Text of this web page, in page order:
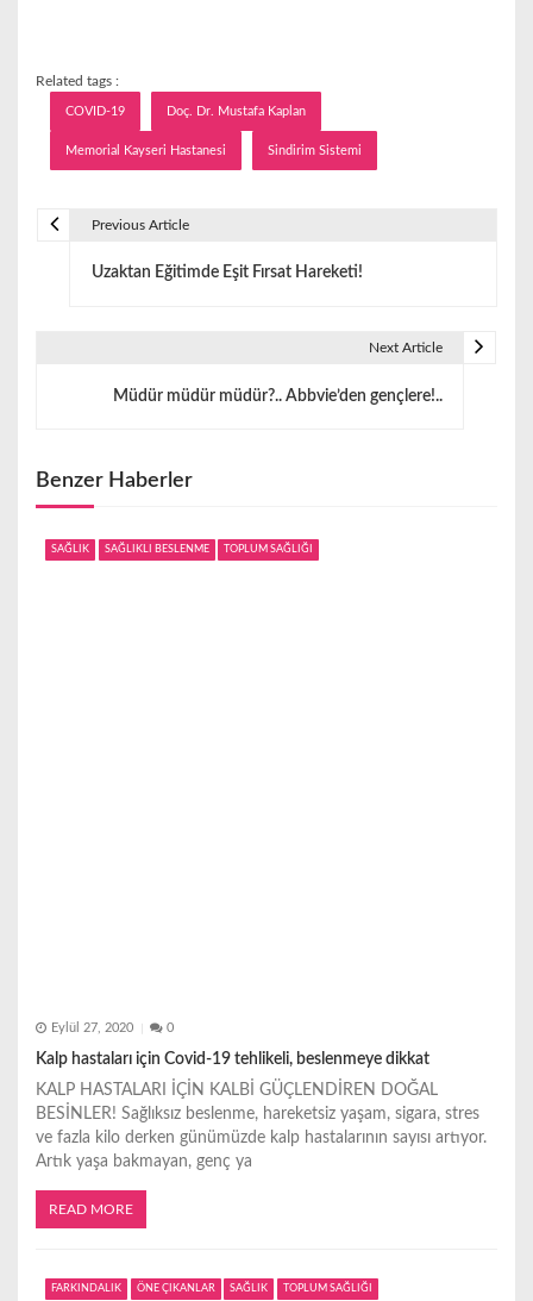
Related tags :
COVID-19 Doç. Dr. Mustafa Kaplan
Memorial Kayseri Hastanesi Sindirim Sistemi
z
Previous Article
Uzaktan Eğitimde Eşit Fırsat Hareketi!
Next Article
Müdür müdür müdür?.. Abbvie’den gençlere!..
Benzer Haberler
SAĞLIK SAĞLIKLI BESLENME TOPLUM SAĞLIĞI
Eylül 27, 2020 0
Kalp hastaları için Covid-19 tehlikeli, beslenmeye dikkat
KALP HASTALARI İÇİN KALBİ GÜÇLENDİREN DOĞAL
BESİNLER! Sağlıksız beslenme, hareketsiz yaşam, sigara, stres
ve fazla kilo derken günümüzde kalp hastalarının sayısı artıyor.
Artık yaşa bakmayan, genç ya
READ MORE
FARKINDALIK ÖNE ÇIKANLAR SAĞLIK TOPLUM SAĞLIĞI